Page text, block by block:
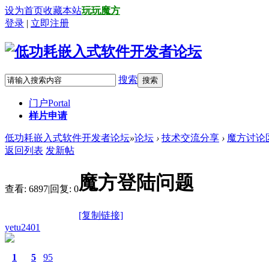
设为首页收藏本站玩玩魔方
登录 | 立即注册
搜索 搜索
门户Portal
样片申请
低功耗嵌入式软件开发者论坛»论坛 › 技术交流分享 › 魔方讨论
返回列表 发新帖
查看: 6897|回复: 0魔方登陆问题
[复制链接]
yetu2401
1 5 95